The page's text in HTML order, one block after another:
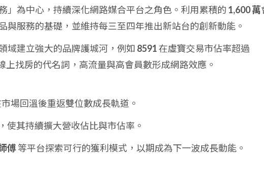
」為中心，持續深化網路媒合平台之角色。利用累積的 1,600 萬
與服務的基礎，並維持每三至四年推出新站台的創新動能。
域建立強大的品牌護城河，例如 8591 在虛寶交易市佔率超過
上找房的代名詞，高流量與高會員數形成網路效應。
場回溫後重返雙位數成長軌道。
，使其持續擴大營收佔比與市佔率。
傅等平台探索可行的獲利模式，以期成為下一波成長動能。